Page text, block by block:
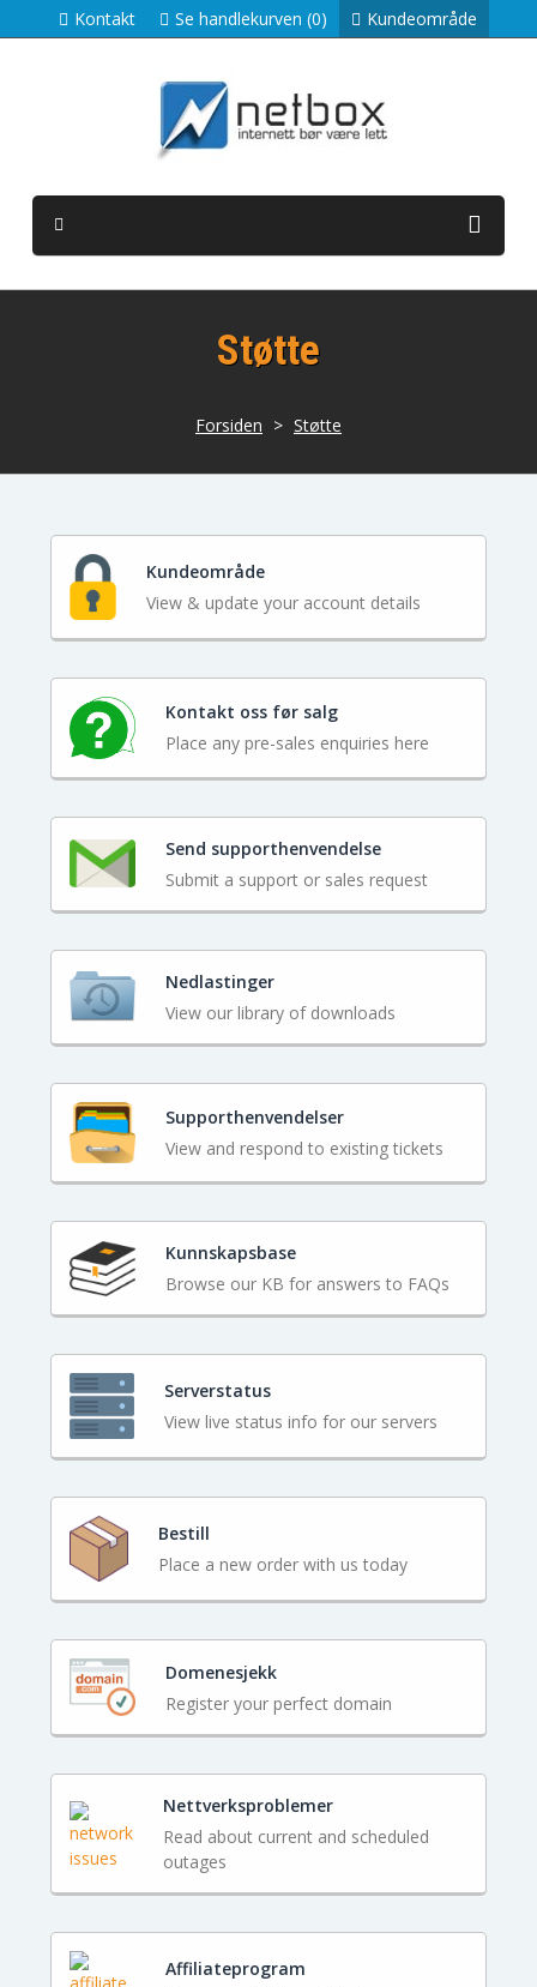
Kontakt Se handlekurven (0) Kundeområde
Støtte
Forsiden > Støtte
Kundeområde
View & update your account details
Kontakt oss før salg
Place any pre-sales enquiries here
Send supporthenvendelse
Submit a support or sales request
Nedlastinger
View our library of downloads
Supporthenvendelser
View and respond to existing tickets
Kunnskapsbase
Browse our KB for answers to FAQs
Serverstatus
View live status info for our servers
Bestill
Place a new order with us today
Domenesjekk
Register your perfect domain
Nettverksproblemer
Read about current and scheduled
outages
Affiliateprogram